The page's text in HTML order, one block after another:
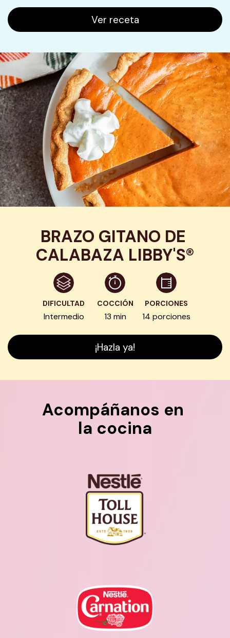
Ver receta
BRAZO GITANO DE
CALABAZA LIBBY'S®
DIFICULTAD
Intermedio
COCCIÓN
13 min
PORCIONES
14 porciones
¡Hazla ya!
Acompáñanos en
la cocina